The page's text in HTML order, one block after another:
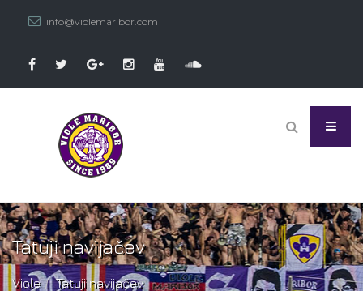
info@violemaribor.com
Tatuji navijačev
Viole Tatuji navijačev